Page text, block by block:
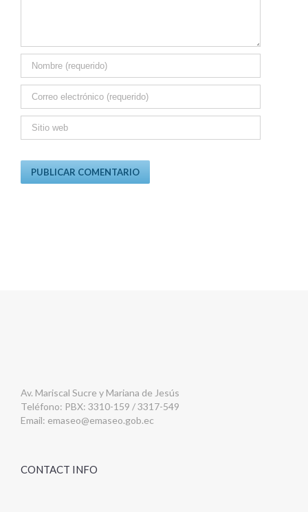
Av. Mariscal Sucre y Mariana de Jesús
Teléfono: PBX: 3310-159 / 3317-549
Email: emaseo@emaseo.gob.ec
CONTACT INFO